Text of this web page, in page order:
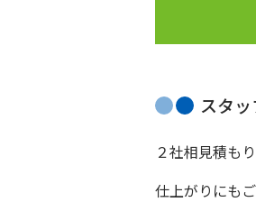
スタ
２社相見積も
仕上がりにも